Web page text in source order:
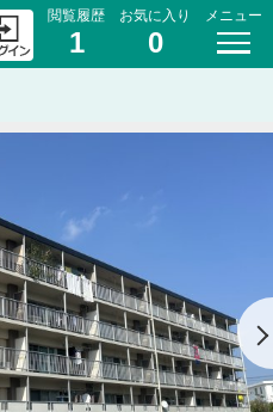
閲覧履歴
1
お気に入り
0
メニュー